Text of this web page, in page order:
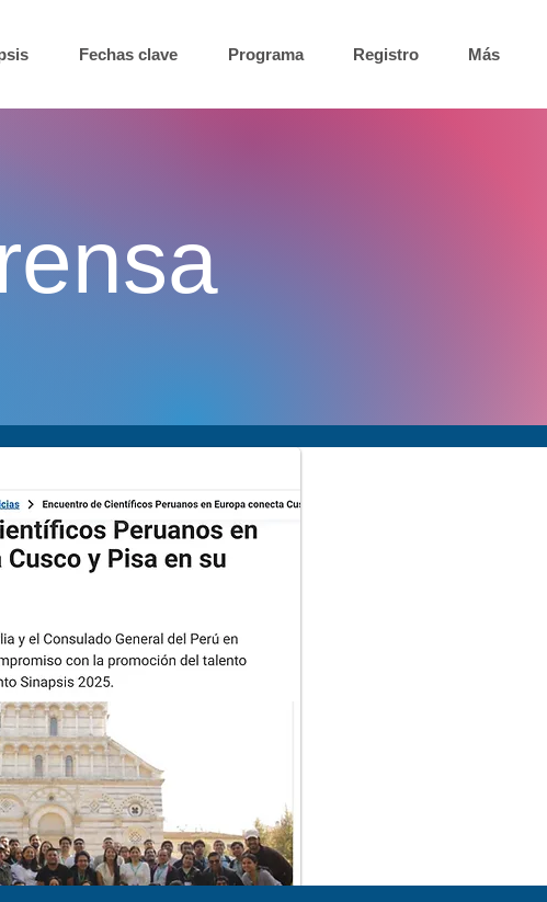
Fechas clave Programa Registro Más